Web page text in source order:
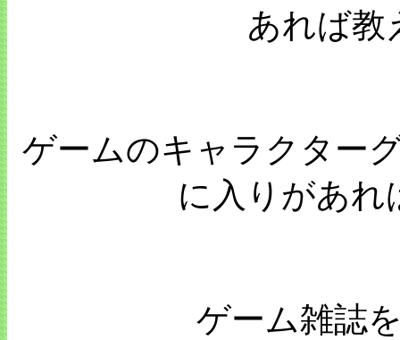
あれば教
ゲームのキャラクター
に入りがあれ
ゲーム雑誌